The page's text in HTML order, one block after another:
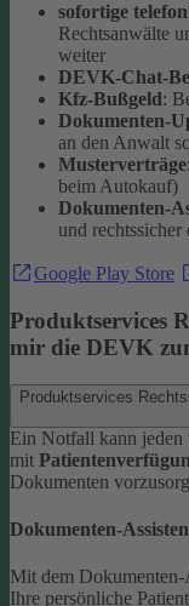
sofortige
Rechtsanwälte
weiter
DEVK-Chat-
Kfz-Bußgeld:
Dokumenten-
an den Anwalt
Musterverträge
beim Autokauf)
Dokumenten-
und rechtssicher
Google Play Store
Produktservices
mir die DEVK
Produktservices
Ein Notfall kann
mit
Dokumenten
Dokumenten-
Mit dem Dokumenten-
Ihre persönliche